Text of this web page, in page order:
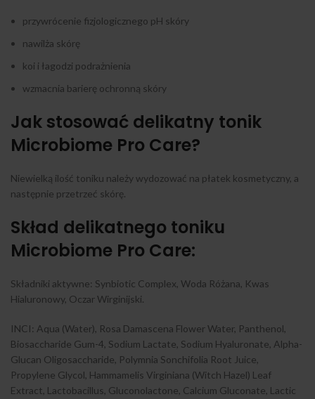
przywrócenie fizjologicznego pH skóry
nawilża skórę
koi i łagodzi podrażnienia
wzmacnia barierę ochronną skóry
Jak stosować delikatny tonik
Microbiome Pro Care?
Niewielką ilość toniku należy wydozować na płatek kosmetyczny, a
następnie przetrzeć skórę.
Skład delikatnego toniku
Microbiome Pro Care:
Składniki aktywne: Synbiotic Complex, Woda Różana, Kwas
Hialuronowy, Oczar Wirginijski.
INCI: Aqua (Water), Rosa Damascena Flower Water, Panthenol,
Biosaccharide Gum-4, Sodium Lactate, Sodium Hyaluronate, Alpha-
Glucan Oligosaccharide, Polymnia Sonchifolia Root Juice,
Propylene Glycol, Hammamelis Virginiana (Witch Hazel) Leaf
Extract, Lactobacillus, Gluconolactone, Calcium Gluconate, Lactic